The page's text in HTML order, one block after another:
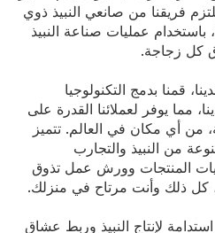
فريقنا من صانعي النبيذ ذوي
باستخدام عمليات صناعة النبيذ
كل زجاجة.
قمنا بدمج التكنولوجيا
مما يوفر لعملائنا القدرة على
أي مكان في العالم. تتميز
من النبيذ والتجارب
المنتجات وورش عمل تذوق
كل ذلك وأنت مرتاح في منزلك.
لإنتاج النبيذ وربط عشاق